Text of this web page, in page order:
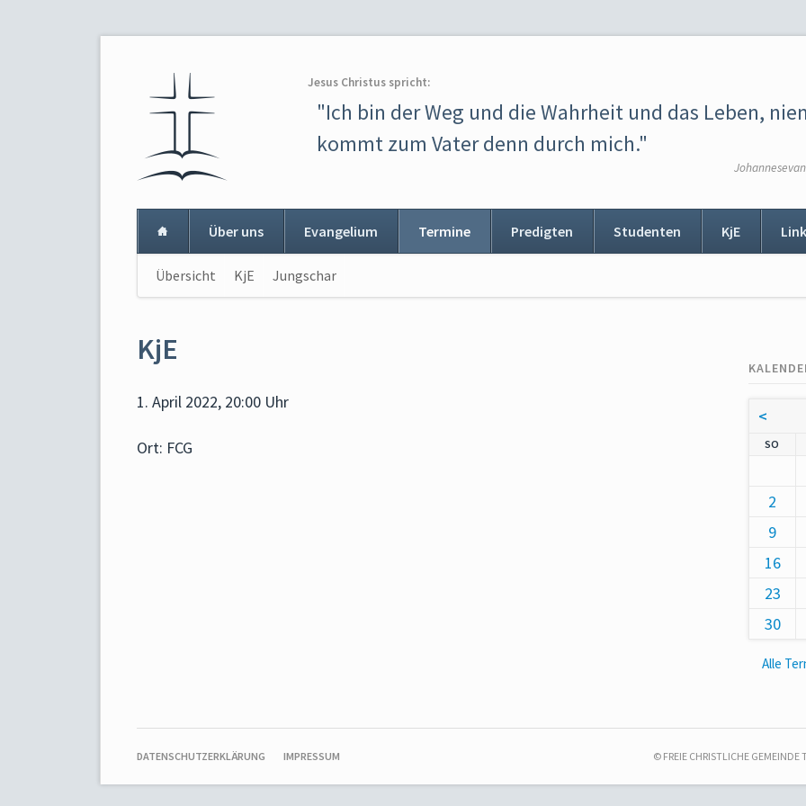
Jesus Christus spricht:
"Ich bin der Weg und die Wahrheit und das Leben,
kommt zum Vater denn durch mich."
Über uns Evangelium Termine Predigten Studenten KjE
Navigation
überspringen
Übersicht KjE Jungschar
KjE
1. April 2022, 20:00 Uhr
Ort: FCG
<
SO
2
9
16
23
30
Alle
NAVIGATION
DATENSCHUTZERKLÄRUNG IMPRESSUM © FREIE CHRISTLICHE GEMEINDE